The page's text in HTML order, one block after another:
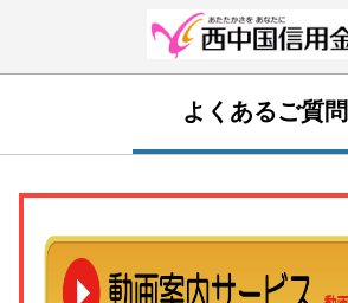
よくあるご質問